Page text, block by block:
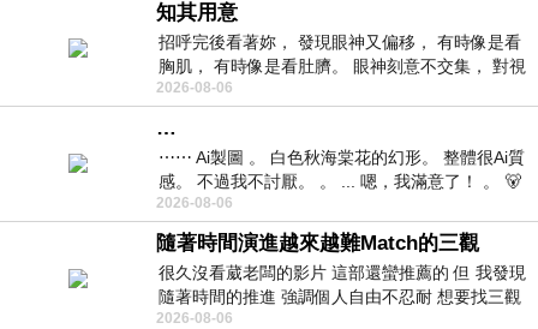
知其用意
招呼完後看著妳， 發現眼神又偏移， 有時像是看
胸肌， 有時像是看肚臍。 眼神刻意不交集， 對視
視線不對齊， 讓我很難不
2026-08-06
…
⋯⋯ Ai製圖 。 白色秋海棠花的幻形。 整體很Ai質
感。 不過我不討厭。 。 ... 嗯，我滿意了！ 。 🐻
昨中
2026-08-06
隨著時間演進越來越難Match的三觀
很久沒看葳老闆的影片 這部還蠻推薦的 但 我發現
隨著時間的推進 強調個人自由不忍耐 想要找三觀
接近的不要說對象 連朋友都超
2026-08-06